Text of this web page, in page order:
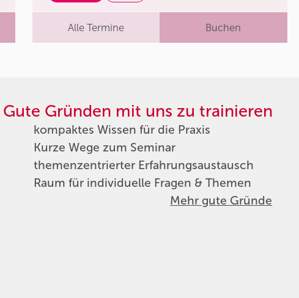
Alle Termine Buchen
Gute Gründen mit uns zu trainieren
kompaktes Wissen für die Praxis
Kurze Wege zum Seminar
themenzentrierter Erfahrungsaustausch
Raum für individuelle Fragen & Themen
Mehr gute Gründe